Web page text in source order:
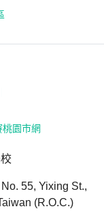
55, Yixing St.,
(R.O.C.)
桃園市網